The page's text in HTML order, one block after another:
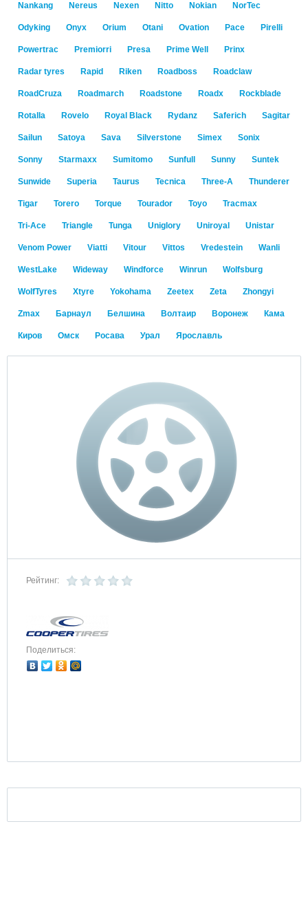
Nankang Nereus Nexen Nitto Nokian NorTec
Odyking Onyx Orium Otani Ovation Pace Pirelli
Powertrac Premiorri Presa Prime Well Prinx
Radar tyres Rapid Riken Roadboss Roadclaw
RoadCruza Roadmarch Roadstone Roadx Rockblade
Rotalla Rovelo Royal Black Rydanz Saferich Sagitar
Sailun Satoya Sava Silverstone Simex Sonix
Sonny Starmaxx Sumitomo Sunfull Sunny Suntek
Sunwide Superia Taurus Tecnica Three-A Thunderer
Tigar Torero Torque Tourador Toyo Tracmax
Tri-Ace Triangle Tunga Uniglory Uniroyal Unistar
Venom Power Viatti Vitour Vittos Vredestein Wanli
WestLake Wideway Windforce Winrun Wolfsburg
WolfTyres Xtyre Yokohama Zeetex Zeta Zhongyi
Zmax Барнаул Белшина Волтаир Воронеж Кама
Киров Омск Росава Урал Ярославль
Рейтинг:
Поделиться: